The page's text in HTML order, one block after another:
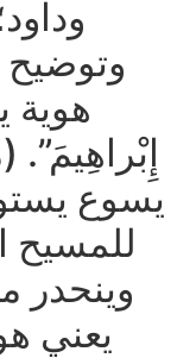
وتوضيح
هوية
يسوع
للمسيح
وينحدر
يعني